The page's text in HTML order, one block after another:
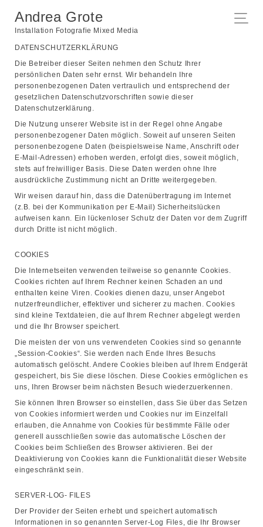
Andrea Grote
Installation Fotografie Mixed Media
DATENSCHUTZERKLÄRUNG
Die Betreiber dieser Seiten nehmen den Schutz Ihrer
persönlichen Daten sehr ernst. Wir behandeln Ihre
personenbezogenen Daten vertraulich und entsprechend der
gesetzlichen Datenschutzvorschriften sowie dieser
Datenschutzerklärung.
Die Nutzung unserer Website ist in der Regel ohne Angabe
personenbezogener Daten möglich. Soweit auf unseren Seiten
personenbezogene Daten (beispielsweise Name, Anschrift oder
E-Mail-Adressen) erhoben werden, erfolgt dies, soweit möglich,
stets auf freiwilliger Basis. Diese Daten werden ohne Ihre
ausdrückliche Zustimmung nicht an Dritte weitergegeben.
Wir weisen darauf hin, dass die Datenübertragung im Internet
(z.B. bei der Kommunikation per E-Mail) Sicherheitslücken
aufweisen kann. Ein lückenloser Schutz der Daten vor dem Zugriff
durch Dritte ist nicht möglich.
COOKIES
Die Internetseiten verwenden teilweise so genannte Cookies.
Cookies richten auf Ihrem Rechner keinen Schaden an und
enthalten keine Viren. Cookies dienen dazu, unser Angebot
nutzerfreundlicher, effektiver und sicherer zu machen. Cookies
sind kleine Textdateien, die auf Ihrem Rechner abgelegt werden
und die Ihr Browser speichert.
Die meisten der von uns verwendeten Cookies sind so genannte
„Session-Cookies“. Sie werden nach Ende Ihres Besuchs
automatisch gelöscht. Andere Cookies bleiben auf Ihrem Endgerät
gespeichert, bis Sie diese löschen. Diese Cookies ermöglichen es
uns, Ihren Browser beim nächsten Besuch wiederzuerkennen.
Sie können Ihren Browser so einstellen, dass Sie über das Setzen
von Cookies informiert werden und Cookies nur im Einzelfall
erlauben, die Annahme von Cookies für bestimmte Fälle oder
generell ausschließen sowie das automatische Löschen der
Cookies beim Schließen des Browser aktivieren. Bei der
Deaktivierung von Cookies kann die Funktionalität dieser Website
eingeschränkt sein.
SERVER-LOG- FILES
Der Provider der Seiten erhebt und speichert automatisch
Informationen in so genannten Server-Log Files, die Ihr Browser